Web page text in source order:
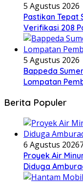
5 Agustus 2026
Pastikan Tepat
Verifikasi 208
5 Agustus 2026
Bappeda
Lompatan
Berita Populer
6 Agustus 2026
Proyek Air
Diduga